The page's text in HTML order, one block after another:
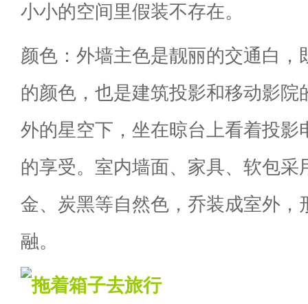
小小的空间里假装不存在。
颜色：外墙主色是靓丽的交通白，
的颜色，也是建筑投影和移动影院
外的星空下，坐在晾台上看着投影
的享受。室内墙面、家具、软包采
金、炭黑等自然色，乔装成室外，
融。